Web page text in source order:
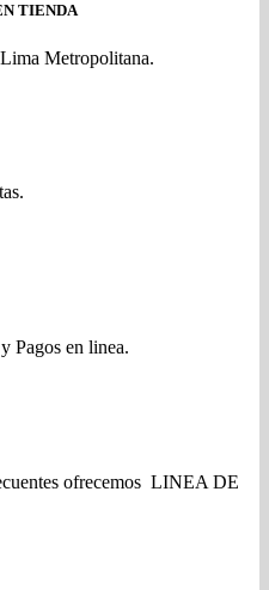
TIENDA
Metropolitana.
Pagos en linea.
ofrecemos LINEA DE